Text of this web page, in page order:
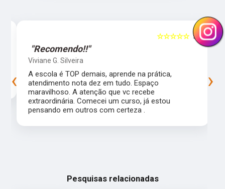
5
☆☆☆☆☆
"Recomendo!!"
Viviane G. Silveira
A escola é TOP demais, aprende na prática,
atendimento nota dez em tudo. Espaço
maravilhoso. A atenção que vc recebe
extraordinária. Comecei um curso, já estou
pensando em outros com certeza .
‹ ›
Pesquisas relacionadas